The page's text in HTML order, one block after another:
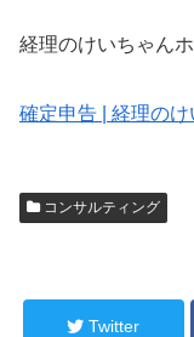
経理のけいちゃん
確定申告 | 経理の
コンサルティング
Twitter